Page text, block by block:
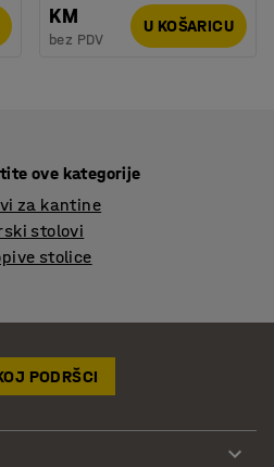
KM
bez PDV
U KOŠARICU
ove kategorije
za kantine
stolovi
stolice
PODRŠCI